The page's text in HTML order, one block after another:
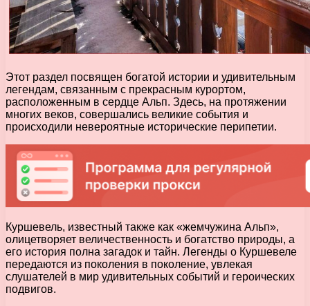
Этот раздел посвящен богатой истории и удивительным
легендам, связанным с прекрасным курортом,
расположенным в сердце Альп. Здесь, на протяжении
многих веков, совершались великие события и
происходили невероятные исторические перипетии.
Куршевель, известный также как «жемчужина Альп»,
олицетворяет величественность и богатство природы, а
его история полна загадок и тайн. Легенды о Куршевеле
передаются из поколения в поколение, увлекая
слушателей в мир удивительных событий и героических
подвигов.